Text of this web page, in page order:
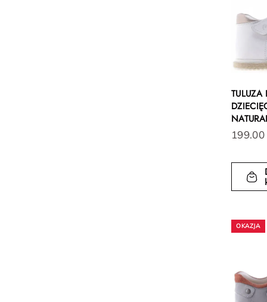
TULUZA
199.00